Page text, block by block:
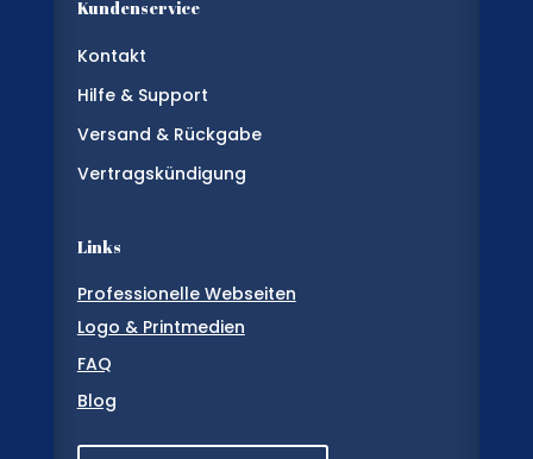
Kundenservice
Kontakt
Hilfe & Support
Versand & Rückgabe
Vertragskündigung
Links
Professionelle Webseiten
Logo & Printmedien
FAQ
Blog